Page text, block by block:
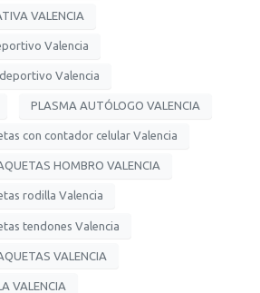
VALENCIA
Valencia
Valencia
PLASMA AUTÓLOGO VALENCIA
con contador celular Valencia
HOMBRO VALENCIA
rodilla Valencia
tendones Valencia
VALENCIA
VALENCIA